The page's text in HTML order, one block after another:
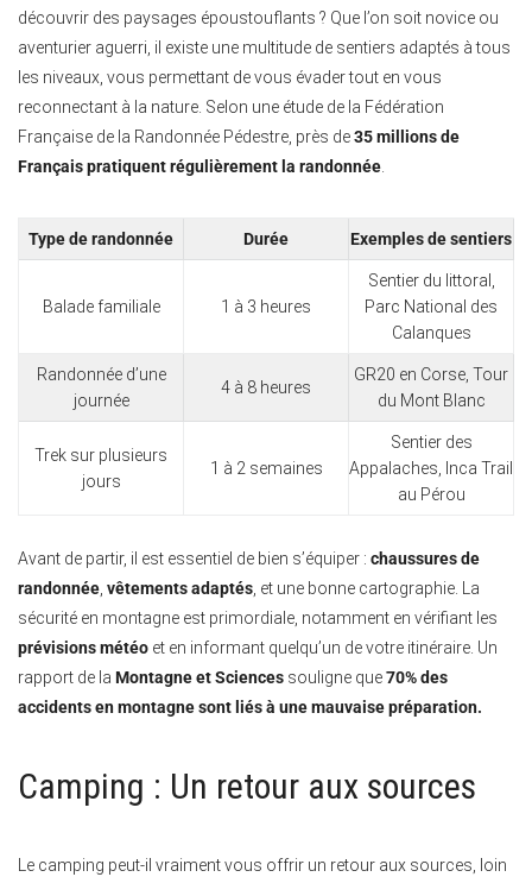
découvrir des paysages époustouflants ? Que l’on soit novice ou
aventurier aguerri, il existe une multitude de sentiers adaptés à tous
les niveaux, vous permettant de vous évader tout en vous
reconnectant à la nature. Selon une étude de la Fédération
Française de la Randonnée Pédestre, près de35 millions de
Français pratiquent régulièrement la randonnée
Type de randonnée Durée Exemples de sentiers
Balade familiale 1 à 3 heures
Sentier du littoral,
Parc National des
Calanques
Randonnée d’une
journée
4 à 8 heures
GR20 en Corse, Tour
du Mont Blanc
Trek sur plusieurs
jours
1 à 2 semaines
Sentier des
Appalaches, Inca Trail
au Pérou
Avant de partir, il est essentiel de bien s’équiper : chaussures de
randonnée vêtements adaptés , et une bonne cartographie. La
sécurité en montagne est primordiale, notamment en vérifiant les
prévisions météo et en informant quelqu’un de votre itinéraire. Un
rapport de la Montagne et Sciences souligne que70% des
accidents en montagne sont liés à une mauvaise préparation.
Camping : Un retour aux sources
Le camping peut-il vraiment vous offrir un retour aux sources, loin